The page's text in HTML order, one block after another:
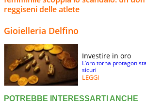
reggiseni delle atlete
Gioielleria Delfino
Investire in oro
L’oro torna
sicuri
LEGGI